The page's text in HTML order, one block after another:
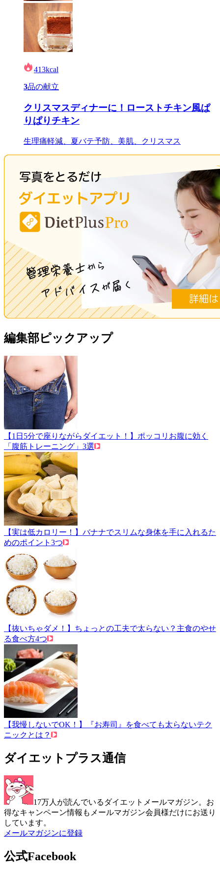
413kcal
3品の献立
クリスマスディナーに！ローストチキン風ぱ
りぱりチキン
生理痛軽減、夏バテ予防、美肌、クリスマス
編集部ピックアップ
【1日5分で座りながらダイエット！】ポッコリお腹に効く
「腹筋トレーニング」3選
【実は低カロリー！】バナナでスリムな身体を手に入れるた
めのポイント3つ
【抜いちゃダメ！】ちょっとの工夫で太らない？主食のやせ
る食べ方4つ
【我慢しないでOK！】『お寿司』を食べても太らないテク
ニックとは？
ダイエットプラス通信
17万人が読んでいるダイエットメールマガジン。お
得なキャンペーン情報もメールマガジン会員様だけにお送り
しています。
メールマガジンに登録
公式Facebook